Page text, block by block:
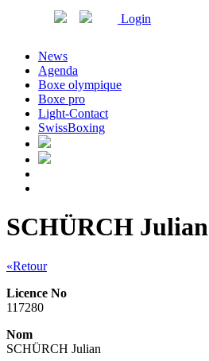
Login
News
Agenda
Boxe olympique
Boxe pro
Light-Contact
SwissBoxing
SCHÜRCH Julian
«Retour
Licence No
117280
Nom
SCHÜRCH Julian